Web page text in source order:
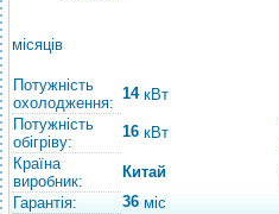
місяців
Потужність
охолодження:
14кВт
Потужність
обігріву:
16 кВт
Країна
виробник:
Китай
Гарантія:
36 міс